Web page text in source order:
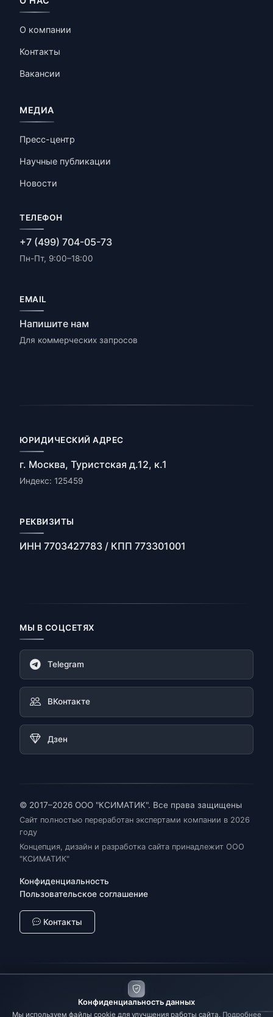
О компании
Контакты
Вакансии
МЕДИА
Пресс-центр
Научные публикации
Новости
ТЕЛЕФОН
+7 (499) 704-05-73
Пн-Пт, 9:00–18:00
EMAIL
Напишите нам
Для коммерческих запросов
ЮРИДИЧЕСКИЙ АДРЕС
г. Москва, Туристская д.12, к.1
Индекс: 125459
РЕКВИЗИТЫ
ИНН 7703427783 / КПП 773301001
МЫ В СОЦСЕТЯХ
Telegram
ВКонтакте
Дзен
© 2017–2026 ООО "КСИМАТИК". Все права защищены
Сайт полностью переработан экспертами компании в 2026
году
Концепция, дизайн и разработка сайта принадлежит ООО
"КСИМАТИК"
Конфиденциальность
Пользовательское соглашение
Контакты
Промышленная автоматизация
Цифровая трансформация SCADA/MES
Конфиденциальность данных
Мы используем файлы cookie для улучшения работы сайта. Подробнее